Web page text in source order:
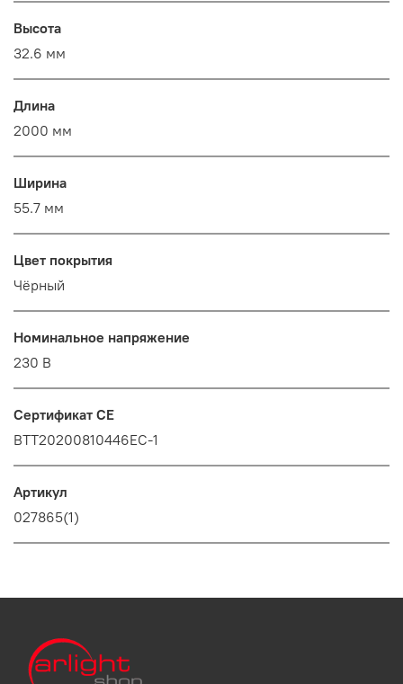
Высота
32.6 мм
Длина
2000 мм
Ширина
55.7 мм
Цвет покрытия
Чёрный
Номинальное напряжение
230 В
Сертификат CE
BTT20200810446EC-1
Артикул
027865(1)